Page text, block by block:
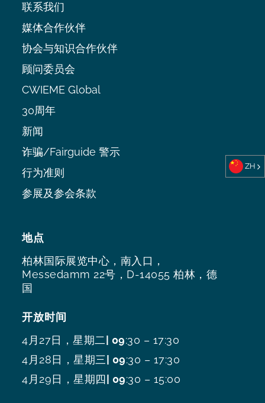
地点
柏林国际展览中心，南入口，
Messedamm 22号，D-14055 柏林，德
国
开放时间
4月27日，星期二 | 09:30 – 17:30
4月28日，星期三 | 09:30 – 17:30
4月29日，星期四 | 09:30 – 15:00
联系我们
媒体合作伙伴
协会与知识合作伙伴
顾问委员会
CWIEME Global
30周年
新闻
诈骗/Fairguide 警示
行为准则
参展及参会条款
ZH